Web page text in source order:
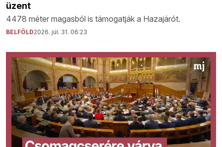
üzent
4478 méter magasból is támogatják a Hazajárót.
BELFÖLD2026. júl. 31. 06:23